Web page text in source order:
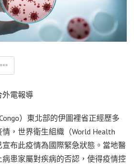
外電報導
）東北部的伊圖裡省正經歷多
，世界衛生組織（World Health
宣布此疫情為國際緊急狀態。當地醫
患家屬對疾病的否認，使得疫情控